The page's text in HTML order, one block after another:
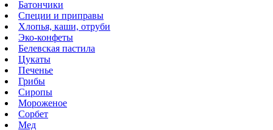
Батончики
Специи и приправы
Хлопья, каши, отруби
Эко-конфеты
Белевская пастила
Цукаты
Печенье
Грибы
Сиропы
Мороженое
Сорбет
Мед